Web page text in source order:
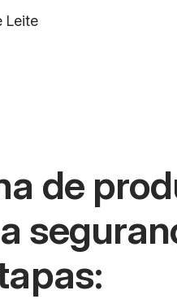
Leite
de